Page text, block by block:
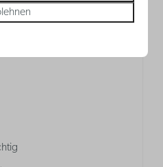
in Belgiens
Sie, dass